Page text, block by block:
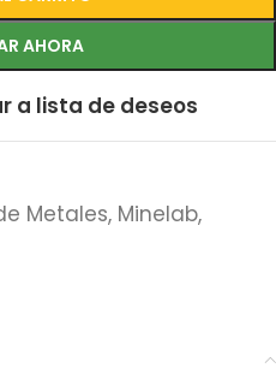
AHORA
a lista de deseos
Metales, Minelab,